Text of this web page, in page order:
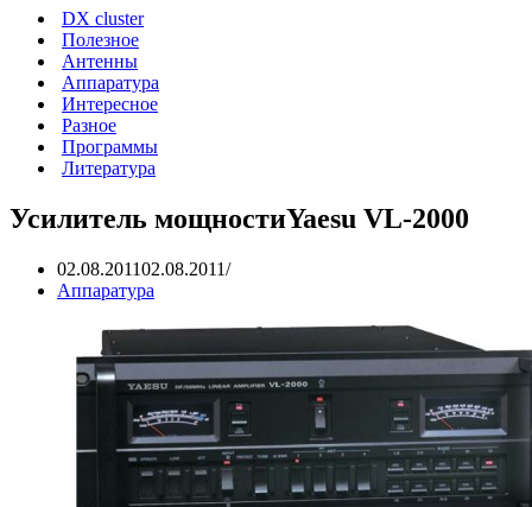
DX cluster
Полезное
Антенны
Аппаратура
Интересное
Разное
Программы
Литература
Усилитель мощностиYaesu VL-2000
02.08.201102.08.2011
Аппаратура